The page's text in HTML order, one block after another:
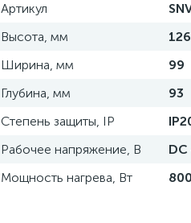
Артикул
Высота, мм
126
Ширина, мм
99
Глубина, мм
93
Степень защиты, IP
Рабочее напряжение, В
Мощность нагрева, Вт
800